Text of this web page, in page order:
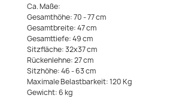
Ca. Maße:
Gesamthöhe: 70 - 77 cm
Gesamtbreite: 47 cm
Gesamttiefe: 49 cm
Sitzfläche: 32x37 cm
Rückenlehne: 27 cm
Sitzhöhe: 46 - 63 cm
Maximale Belastbarkeit: 120 Kg
Gewicht: 6 kg